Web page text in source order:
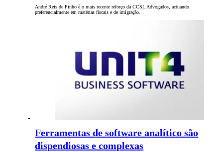
André Reis de Pinho é o mais recente reforço da CCSL Advogados, actuando
preferencialmente em matérias fiscais e de imigração.
Ferramentas de software analítico são
dispendiosas e complexas